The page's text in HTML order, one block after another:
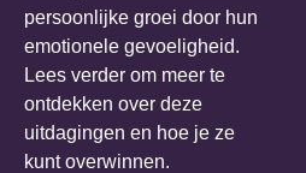
persoonlijke groei door hun
emotionele gevoeligheid.
Lees verder om meer te
ontdekken over deze
uitdagingen en hoe je ze
kunt overwinnen.